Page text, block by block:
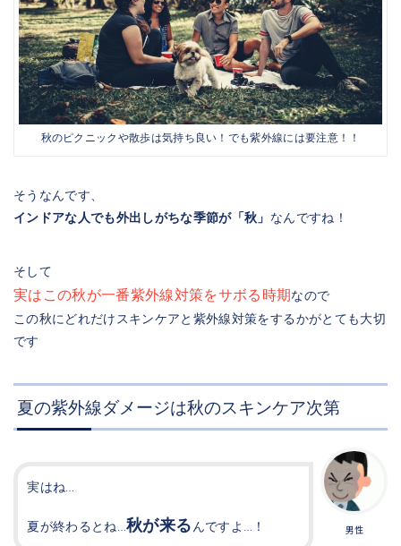
秋のピクニックや散歩は気持ち良い！でも紫外線には要注意！！
そうなんです、
インドアな人でも外出しがちな季節が「秋」 なんですね！
そして
実はこの秋が一番紫外線対策をサボる時期なので
この秋にどれだけスキンケアと紫外線対策をするかがとても大切
です
夏の紫外線ダメージは秋のスキンケア次第
男性
実はね…
夏が終わるとね…秋が来るんですよ…！